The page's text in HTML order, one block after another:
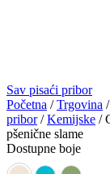
Sav pisaći pribor
Početna /Trgovina /
pribor/Kemijske /
pšenične slame
Dostupne boje